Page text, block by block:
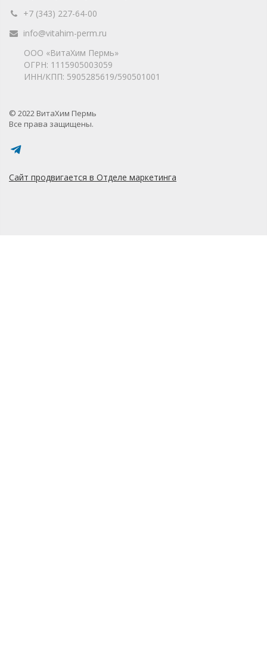
+7 (343) 227-64-00
info@vitahim-perm.ru
ООО «ВитаХим Пермь»
ОГРН: 1115905003059
ИНН/КПП: 5905285619/590501001
© 2022 ВитаХим Пермь
Все права защищены.
Сайт продвигается в Отделе маркетинга